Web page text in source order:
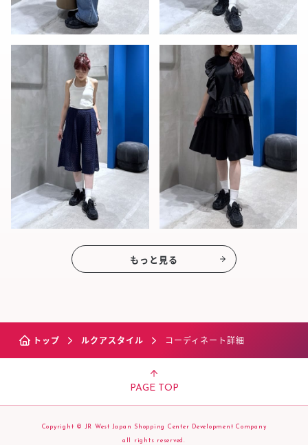
もっと見る
トップ ルクアスタイル コーディネート詳細
PAGE TOP
Copyright © JR West Japan Shopping Center Development Company
all rights reserved.